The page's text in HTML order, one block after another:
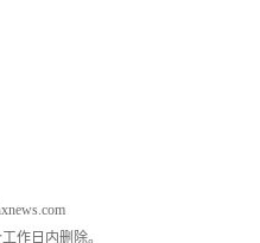
作日内删除。